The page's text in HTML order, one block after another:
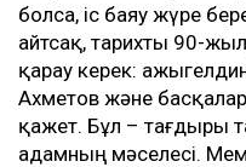
болса, іс баяу жүре
айтсақ, тарихты 90-
қарау керек:
Ахметов және
қажет. Бұл – тағдыры
адамның мәселесі.